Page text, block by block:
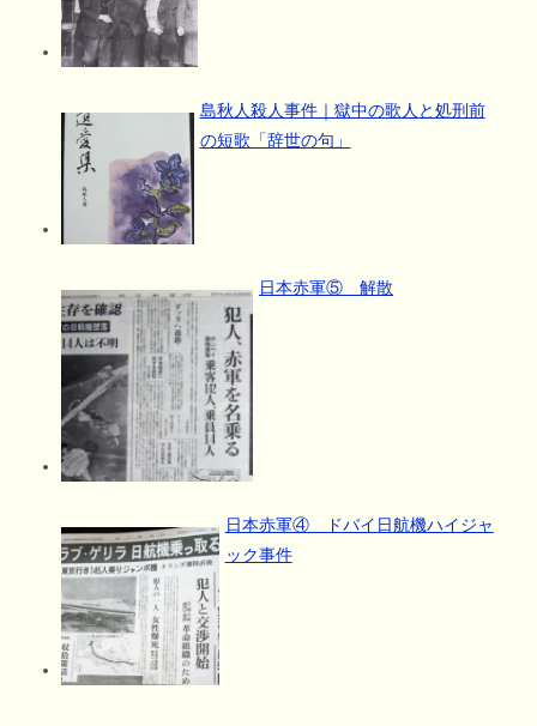
島秋人殺人事件｜獄中の歌人と処刑前
の短歌「辞世の句」
日本赤軍⑤ 解散
日本赤軍④ ドバイ日航機ハイジャ
ック事件